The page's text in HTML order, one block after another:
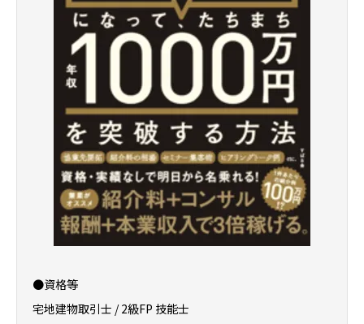
●資格等
宅地建物取引士 / 2級FP 技能士